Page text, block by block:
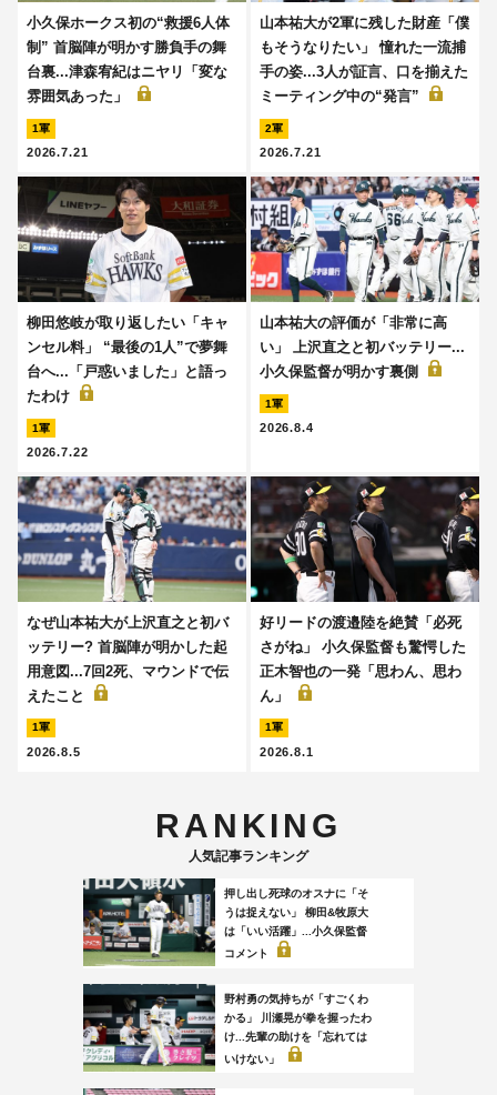
小久保ホークス初の“救援6人体
制” 首脳陣が明かす勝負手の舞
台裏...津森宥紀はニヤリ「変な
雰囲気あった」
1軍
2026.7.21
山本祐大が2軍に残した財産「僕
もそうなりたい」 憧れた一流捕
手の姿...3人が証言、口を揃えた
ミーティング中の“発言”
2軍
2026.7.21
柳田悠岐が取り返したい「キャ
ンセル料」 “最後の1人”で夢舞
台へ...「戸惑いました」と語っ
たわけ
1軍
2026.7.22
山本祐大の評価が「非常に高
い」 上沢直之と初バッテリー...
小久保監督が明かす裏側
1軍
2026.8.4
なぜ山本祐大が上沢直之と初バ
ッテリー? 首脳陣が明かした起
用意図...7回2死、マウンドで伝
えたこと
1軍
2026.8.5
好リードの渡邉陸を絶賛「必死
さがね」 小久保監督も驚愕した
正木智也の一発「思わん、思わ
ん」
1軍
2026.8.1
RANKING
人気記事ランキング
押し出し死球のオスナに「そ
うは捉えない」 柳田&牧原大
は「いい活躍」...小久保監督
コメント
野村勇の気持ちが「すごくわ
かる」 川瀬晃が拳を握ったわ
け...先輩の助けを「忘れては
いけない」